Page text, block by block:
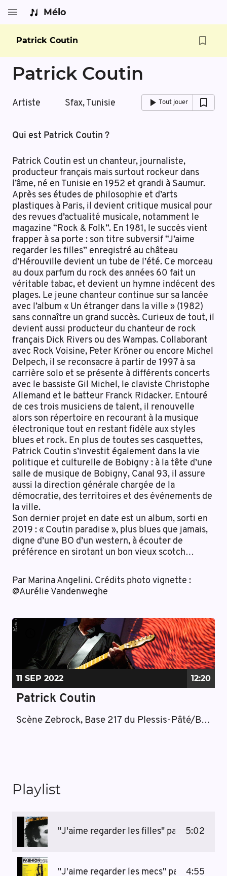
Mélo
Patrick Coutin
Patrick Coutin
Artiste Sfax, Tunisie Tout jouer
Qui est Patrick Coutin ?
Patrick Coutin est un chanteur, journaliste,
producteur français mais surtout rockeur dans
l’âme, né en Tunisie en 1952 et grandi à Saumur.
Après ses études de philosophie et d’arts
plastiques à Paris, il devient critique musical pour
des revues d’actualité musicale, notamment le
magazine “Rock & Folk”. En 1981, le succès vient
frapper à sa porte : son titre subversif “J’aime
regarder les filles” enregistré au château
d’Hérouville devient un tube de l’été. Ce morceau
au doux parfum du rock des années 60 fait un
véritable tabac, et devient un hymne indécent des
plages. Le jeune chanteur continue sur sa lancée
avec l’album « Un étranger dans la ville » (1982)
sans connaître un grand succès. Curieux de tout, il
devient aussi producteur du chanteur de rock
français Dick Rivers ou des Wampas. Collaborant
avec Rock Voisine, Peter Kröner ou encore Michel
Delpech, il se reconsacre à partir de 1997 à sa
carrière solo et se présente à différents concerts
avec le bassiste Gil Michel, le claviste Christophe
Allemand et le batteur Franck Ridacker. Entouré
de ces trois musiciens de talent, il renouvelle
alors son répertoire en recourant à la musique
électronique tout en restant fidèle aux styles
blues et rock. En plus de toutes ses casquettes,
Patrick Coutin s’investit également dans la vie
politique et culturelle de Bobigny : à la tête d’une
salle de musique de Bobigny, Canal 93, il assure
aussi la direction générale chargée de la
démocratie, des territoires et des événements de
la ville.
Son dernier projet en date est un album, sorti en
2019 : « Coutin paradise », plus blues que jamais,
digne d’une BO d’un western, à écouter de
préférence en sirotant un bon vieux scotch…
Par Marina Angelini. Crédits photo vignette :
@Aurélie Vandenweghe
11 SEP 2022 12:20
Patrick Coutin
Scène Zebrock, Base 217 du Plessis-Pâté/Brétigny-sur-Orge
Playlist
"J'aime regarder les filles" par Patrick
5:02
"J'aime regarder les mecs" par 4:55